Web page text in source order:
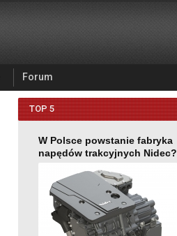
Forum
TOP 5
W Polsce powstanie fabryka
napędów trakcyjnych Nidec?